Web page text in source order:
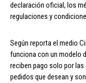
declaración oficial, los
regulaciones y
Según reporta el medio
funciona con un modelo
reciben pago solo por
pedidos que desean y